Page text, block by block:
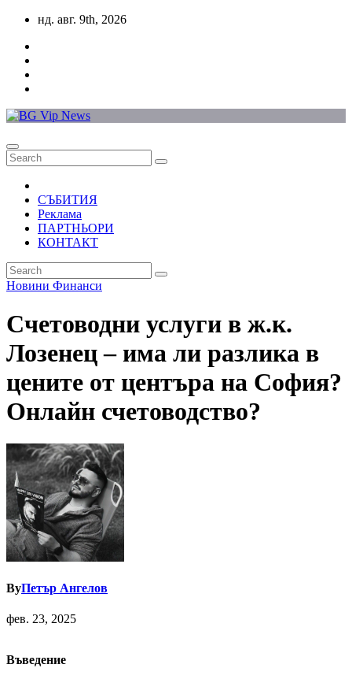
Skip
content
нд. авг. 9th, 2026
СЪБИТИЯ
Реклама
ПАРТНЬОРИ
КОНТАКТ
Новини Финанси
Счетоводни услуги в ж.к.
Лозенец – има ли разлика в
цените от центъра на София?
Онлайн счетоводство?
ByПетър Ангелов
фев. 23, 2025
Въведение